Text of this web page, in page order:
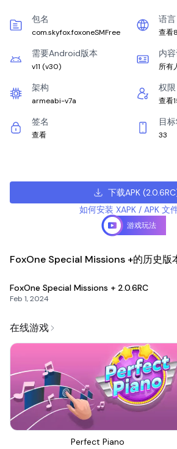
包名
com.skyfox.foxoneSMFree
语言
查看
需要Android版本
v11 (v30)
内
所有
架构
armeabi-v7a
权限
查看
签名
查看
目
33
下载APK (2.0.6RC
如何安装 XAPK / APK 文
游戏玩法
FoxOne Special Missions +的历史版
FoxOne Special Missions + 2.0.6RC
Feb 1, 2024
在线游戏
Perfect Piano